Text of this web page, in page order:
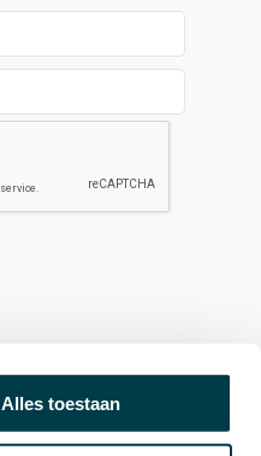
Alles toestaan